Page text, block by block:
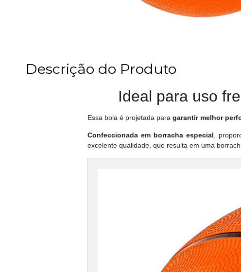
Descrição do Produto
Ideal para uso
Essa bola é projetada para garantir melhor
Confeccionada em borracha especial,
excelente qualidade, que resulta em uma